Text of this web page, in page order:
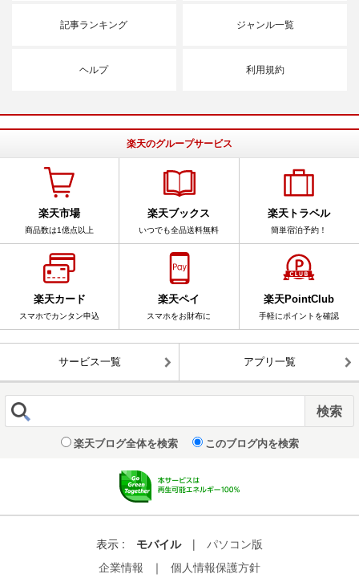
記事ランキング ジャンル一覧
ヘルプ 利用規約
楽天のグループサービス
楽天市場
商品数は1億点以上
楽天ブックス
いつでも全品送料無料
楽天トラベル
簡単宿泊予約！
楽天カード
スマホでカンタン申込
楽天ペイ
スマホをお財布に
楽天PointClub
手軽にポイントを確認
サービス一覧 アプリ一覧
楽天ブログ全体を検索 このブログ内を検索
表示 : モバイル |
パソコン版
企業情報
｜ 個人情報保護方針